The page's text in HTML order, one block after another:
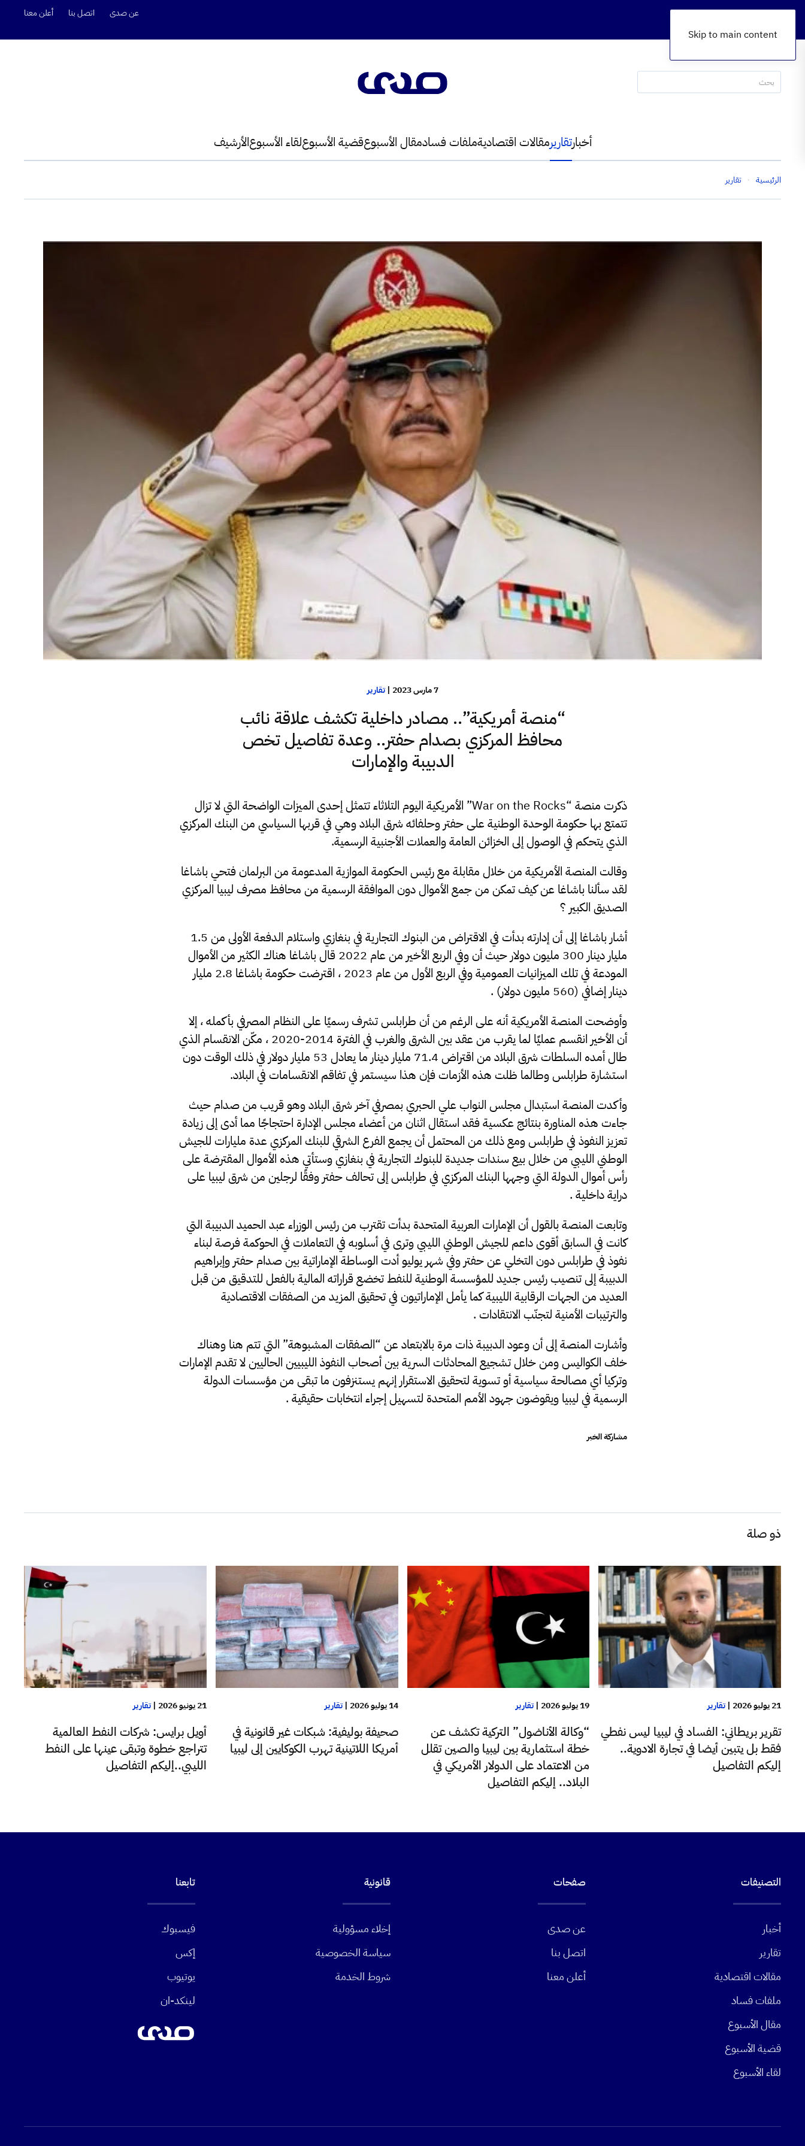
Skip to main content
عن صدى اتصل بنا أعلن معنا
أخبارتقاريرمقالات اقتصاديةملفات فسادمقال الأسبوعقضية الأسبوعلقاء الأسبوعالأرشيف
الرئيسية تقارير
7 مارس 2023 |تقارير
“منصة أمريكية”.. مصادر داخلية تكشف علاقة نائب
محافظ المركزي بصدام حفتر.. وعدة تفاصيل تخص
الدبيبة والإمارات
ذكرت منصة “War on the Rocks” الأمريكية اليوم التلاثاء تتمثل إحدى الميزات الواضحة التي لا تزال
تتمتع بها حكومة الوحدة الوطنية على حفتر وحلفائه شرق البلاد وهي في قربها السياسي من البنك المركزي
الذي يتحكم في الوصول إلى الخزائن العامة والعملات الأجنبية الرسمية.
وقالت المنصة الأمريكية من خلال مقابلة مع رئيس الحكومة الموازية المدعومة من البرلمان فتحي باشاغا
لقد سألنا باشاغا عن كيف تمكن من جمع الأموال دون الموافقة الرسمية من محافظ مصرف ليبيا المركزي
الصديق الكبير ؟
أشار باشاغا إلى أن إدارته بدأت في الاقتراض من البنوك التجارية في بنغازي واستلام الدفعة الأولى من 1.5
مليار دينار 300 مليون دولار حيث أن وفي الربع الأخير من عام 2022 قال باشاغا هناك الكثير من الأموال
المودعة في تلك الميزانيات العمومية وفي الربع الأول من عام 2023 ، اقترضت حكومة باشاغا 2.8 مليار
دينار إضافي (560 مليون دولار) .
وأوضحت المنصة الأمريكية أنه على الرغم من أن طرابلس تشرف رسميًا على النظام المصرفي بأكمله ، إلا
أن الأخير انقسم عمليًا لما يقرب من عقد بين الشرق والغرب في الفترة 2014-2020 ، مكّن الانقسام الذي
طال أمده السلطات شرق البلاد من اقتراض 71.4 مليار دينار ما يعادل 53 مليار دولار في ذلك الوقت دون
استشارة طرابلس وطالما ظلت هذه الأزمات فإن هذا سيستمر في تفاقم الانقسامات في البلاد.
وأكدت المنصة استبدال مجلس النواب علي الحبري بمصرفي آخر شرق البلاد وهو قريب من صدام حيث
جاءت هذه المناورة بنتائج عكسية فقد استقال اثنان من أعضاء مجلس الإدارة احتجاجًا مما أدى إلى زيادة
تعزيز النفوذ في طرابلس ومع ذلك من المحتمل أن يجمع الفرع الشرقي للبنك المركزي عدة مليارات للجيش
الوطني الليبي من خلال بيع سندات جديدة للبنوك التجارية في بنغازي وستأتي هذه الأموال المقترضة على
رأس أموال الدولة التي وجهها البنك المركزي في طرابلس إلى تحالف حفتر وفقًا لرجلين من شرق ليبيا على
دراية داخلية .
وتابعت المنصة بالقول أن الإمارات العربية المتحدة بدأت تقترب من رئيس الوزراء عبد الحميد الدبيبة التي
كانت في السابق أقوى داعم للجيش الوطني الليبي وترى في أسلوبه في التعاملات في الحوكمة فرصة لبناء
نفوذ في طرابلس دون التخلي عن حفتر وفي شهر يوليو أدت الوساطة الإماراتية بين صدام حفتر وإبراهيم
الدبيبة إلى تنصيب رئيس جديد للمؤسسة الوطنية للنفط تخضع قراراته المالية بالفعل للتدقيق من قبل
العديد من الجهات الرقابية الليبية كما يأمل الإماراتيون في تحقيق المزيد من الصفقات الاقتصادية
والترتيبات الأمنية لتجنّب الانتقادات .
وأشارت المنصة إلى أن وعود الدبيبة ذات مرة بالابتعاد عن “الصفقات المشبوهة” التي تتم هنا وهناك
خلف الكواليس ومن خلال تشجيع المحادثات السرية بين أصحاب النفوذ الليبيين الحاليين لا تقدم الإمارات
وتركيا أي مصالحة سياسية أو تسوية لتحقيق الاستقرار إنهم يستنزفون ما تبقى من مؤسسات الدولة
الرسمية في ليبيا ويقوضون جهود الأمم المتحدة لتسهيل إجراء انتخابات حقيقية .
مشاركة الخبر
ذو صلة
21 يوليو 2026 |تقارير
تقرير بريطاني: الفساد في ليبيا ليس نفطي
فقط بل يتبين أيضا في تجارة الادوية..
إليكم التفاصيل
19 يوليو 2026 |تقارير
“وكالة الأناضول” التركية تكشف عن
خطة استثمارية بين ليبيا والصين تقلل
من الاعتماد على الدولار الأمريكي في
البلاد.. إليكم التفاصيل
14 يوليو 2026 |تقارير
صحيفة بوليفية: شبكات غير قانونية في
أمريكا اللاتينية تهرب الكوكايين إلى ليبيا
21 يونيو 2026 |تقارير
أويل برايس: شركات النفط العالمية
تتراجع خطوة وتبقى عينها على النفط
الليبي..إليكم التفاصيل
التصنيفات
أخبار
تقارير
مقالات اقتصادية
ملفات فساد
مقال الأسبوع
قضية الأسبوع
لقاء الأسبوع
صفحات
عن صدى
اتصل بنا
أعلن معنا
قانونية
إخلاء مسؤولية
سياسة الخصوصية
شروط الخدمة
تابعنا
فيسبوك
إكس
يوتيوب
لينكد-ان